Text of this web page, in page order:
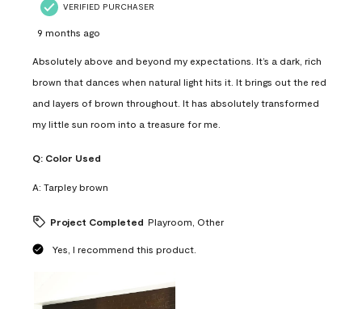
VERIFIED PURCHASER
9 months ago
Absolutely above and beyond my expectations. It’s a dark, rich
brown that dances when natural light hits it. It brings out the red
and layers of brown throughout. It has absolutely transformed
my little sun room into a treasure for me.
Q: Color Used
A: Tarpley brown
Project Completed Playroom, Other
Yes, I recommend this product.